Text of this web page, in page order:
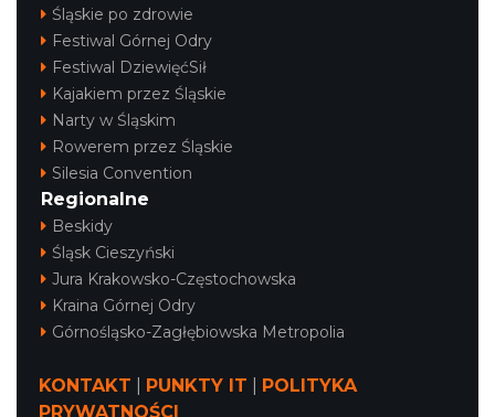
Śląskie po zdrowie
Festiwal Górnej Odry
Festiwal DziewięćSił
Kajakiem przez Śląskie
Narty w Śląskim
Rowerem przez Śląskie
Silesia Convention
Regionalne
Beskidy
Śląsk Cieszyński
Jura Krakowsko-Częstochowska
Kraina Górnej Odry
Górnośląsko-Zagłębiowska Metropolia
KONTAKT PUNKTY IT
POLITYKA
PRYWATNOŚCI